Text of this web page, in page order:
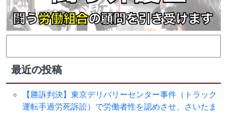
索:
最近の投稿
【勝訴判決】東京デリバリーセンター事件（トラック
運転手過労死訴訟）で労働者性を認めさせ、さいたま